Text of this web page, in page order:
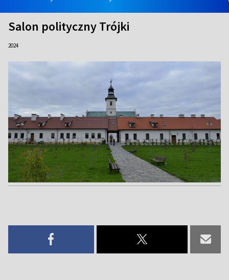
Salon polityczny Trójki
2024